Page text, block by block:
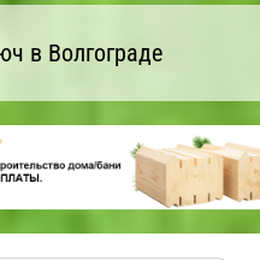
в Волгограде